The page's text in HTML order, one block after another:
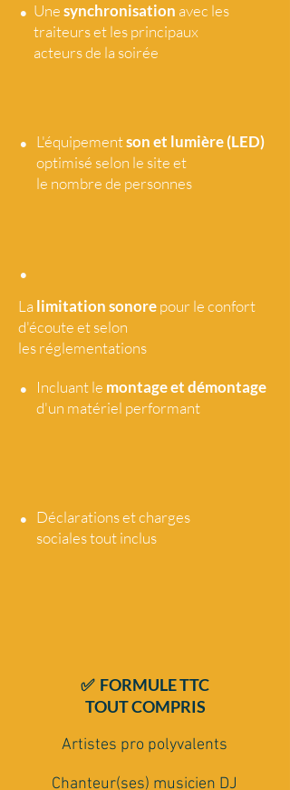
• Unesynchronisation avec les
traiteurs et les principaux
acteurs de la soirée
• L'équipementson et lumière (LED)
optimisé selon le site et
le nombre de personnes
•
La limitation sonorepour le confort
d'écoute et selon
les réglementations
• Incluant le montage et démontage
d'un matériel performant
• Déclarations et charges
sociales toutinclus
✅ FORMULE TTC
TOUT COMPRIS
Artistes pro polyvalents
Chanteur(ses) musicien DJ